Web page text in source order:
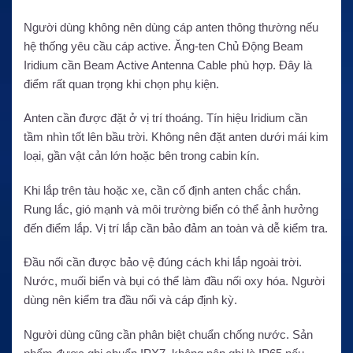
Người dùng không nên dùng cáp anten thông thường nếu
hệ thống yêu cầu cáp active. Ăng-ten Chủ Động Beam
Iridium cần Beam Active Antenna Cable phù hợp. Đây là
điểm rất quan trọng khi chọn phụ kiện.
Anten cần được đặt ở vị trí thoáng. Tín hiệu Iridium cần
tầm nhìn tốt lên bầu trời. Không nên đặt anten dưới mái kim
loại, gần vật cản lớn hoặc bên trong cabin kín.
Khi lắp trên tàu hoặc xe, cần cố định anten chắc chắn.
Rung lắc, gió mạnh và môi trường biển có thể ảnh hưởng
đến điểm lắp. Vị trí lắp cần bảo đảm an toàn và dễ kiểm tra.
Đầu nối cần được bảo vệ đúng cách khi lắp ngoài trời.
Nước, muối biển và bụi có thể làm đầu nối oxy hóa. Người
dùng nên kiểm tra đầu nối và cáp định kỳ.
Người dùng cũng cần phân biệt chuẩn chống nước. Sản